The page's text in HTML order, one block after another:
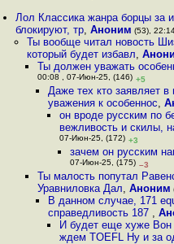
Лол Классика жанра борцы за
блокируют, тр,Аноним (53),
Ты вообще читал новость
который будет избавл,
Ты должен уважать
00:08 , 07-Июн-25, (146) +5
Даже тех кто заявляет
уважения к особеннос,
он вроде русским по
вежливость и скилы,
07-Июн-25, (172) +3
зачем он русским
07-Июн-25, (175) –3
Ты малость попутал
Уравниловка Дал, Аноним
В данном случае, 171
справедливость 187 ,
И будет еще хуже Вон
ждем TOEFL Ну и за